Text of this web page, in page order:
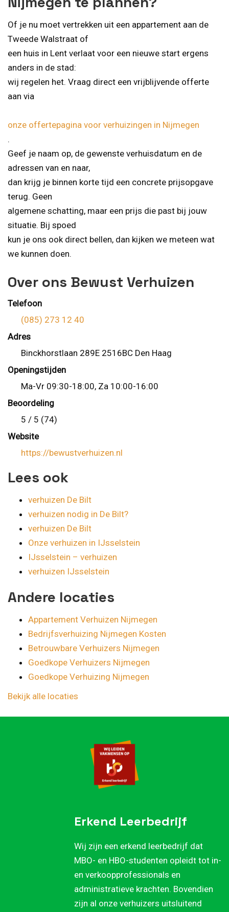
Of je nu moet vertrekken uit een appartement aan de
Tweede Walstraat of
een huis in Lent verlaat voor een nieuwe start ergens
anders in de stad:
wij regelen het. Vraag direct een vrijblijvende offerte
aan via
onze offertepagina voor verhuizingen in Nijmegen
.
Geef je naam op, de gewenste verhuisdatum en de
adressen van en naar,
dan krijg je binnen korte tijd een concrete prijsopgave
terug. Geen
algemene schatting, maar een prijs die past bij jouw
situatie. Bij spoed
kun je ons ook direct bellen, dan kijken we meteen wat
we kunnen doen.
Over ons Bewust Verhuizen
Telefoon
(085) 273 12 40
Adres
Binckhorstlaan 289E 2516BC Den Haag
Openingstijden
Ma-Vr 09:30-18:00, Za 10:00-16:00
Beoordeling
5 / 5 (74)
Website
https://bewustverhuizen.nl
Lees ook
verhuizen De Bilt
verhuizen nodig in De Bilt?
verhuizen De Bilt
Onze verhuizen in IJsselstein
IJsselstein – verhuizen
verhuizen IJsselstein
Andere locaties
Appartement Verhuizen Nijmegen
Bedrijfsverhuizing Nijmegen Kosten
Betrouwbare Verhuizers Nijmegen
Goedkope Verhuizers Nijmegen
Goedkope Verhuizing Nijmegen
Bekijk alle locaties
Erkend Leerbedrijf
Wij zijn een erkend leerbedrijf dat
MBO- en HBO-studenten opleidt tot in-
en verkoopprofessionals en
administratieve krachten. Bovendien
zijn al onze verhuizers uitsluitend